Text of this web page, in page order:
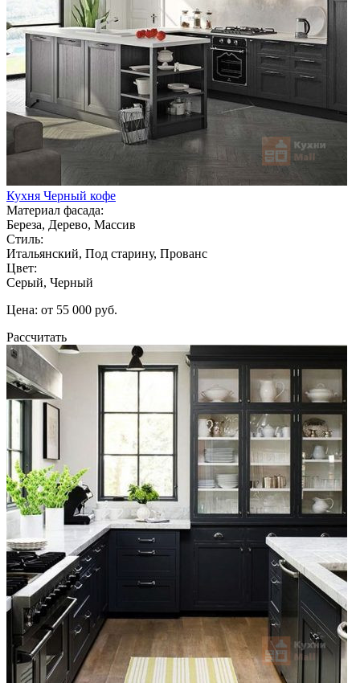
Кухня Черный кофе
Материал фасада:
Береза, Дерево, Массив
Стиль:
Итальянский, Под старину, Прованс
Цвет:
Серый, Черный
Цена: от 55 000 руб.
Рассчитать